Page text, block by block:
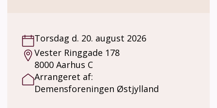
Torsdag d. 20. august 2026
Vester Ringgade 178
8000 Aarhus C
Arrangeret af:
Demensforeningen Østjylland